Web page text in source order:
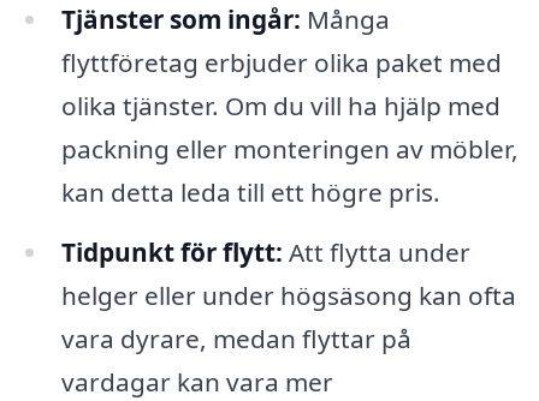
Tjänster som ingår: Många
flyttföretag erbjuder olika paket med
olika tjänster. Om du vill ha hjälp med
packning eller monteringen av möbler,
kan detta leda till ett högre pris.
Tidpunkt för flytt: Att flytta under
helger eller under högsäsong kan ofta
vara dyrare, medan flyttar på
vardagar kan vara mer